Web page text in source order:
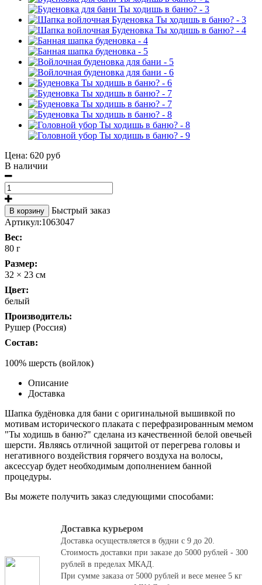
Цена: 620 руб
В наличии
В корзину
Быстрый заказ
Артикул:1063047
Вес:
80 г
Размер:
32 × 23 см
Цвет:
белый
Производитель:
Рушер (Россия)
Состав:
100% шерсть (войлок)
Описание
Доставка
Шапка будёновка для бани с оригинальной вышивкой по
мотивам исторического плаката с перефразированным мемом
"Ты ходишь в баню?" сделана из качественной белой овечьей
шерсти. Являясь отличной защитой от перегрева головы и
негативного воздействия горячего воздуха на волосы,
аксессуар будет необходимым дополнением банной
процедуры.
Вы можете получить заказ следующими способами:
Доставка курьером
Доставка осуществляется в будни с 9 до 20.
Стоимость доставки при заказе до 5000 рублей - 300
рублей в пределах МКАД.
При сумме заказа от 5000 рублей и весе менее 5 кг